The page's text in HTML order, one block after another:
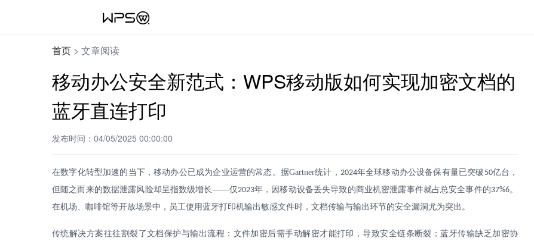
首页 > 文章阅读
移动办公安全新范式：WPS移动版如何实现加密文档的
蓝牙直连打印
发布时间：04/05/2025 00:00:00
在数字化转型加速的当下，移动办公已成为企业运营的常态。据Gartner统计， 2024年全球移动办公设备保有量已突破 50亿台，
但随之而来的数据泄露风险却呈指数级增长——仅2023年，因移动设备丢失导致的商业机密泄露事件就占总安全事件的37%6。
在机场、咖啡馆等开放场景中，员工使用蓝牙打印机输出敏感文件时，文档传输与输出环节的安全漏洞尤为突出。
传统解决方案往往割裂了文档保护与输出流程：文件加密后需手动解密才能打印，导致安全链条断裂；蓝牙传输缺乏加密协